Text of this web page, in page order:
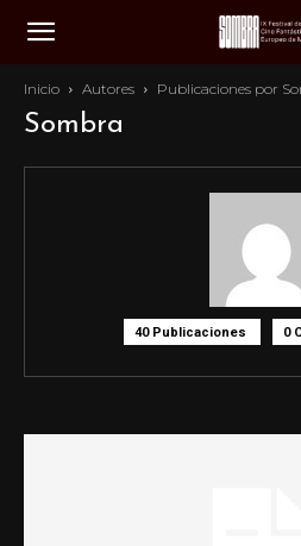
Inicio Autores Publicaciones por
Sombra
40 Publicaciones 0